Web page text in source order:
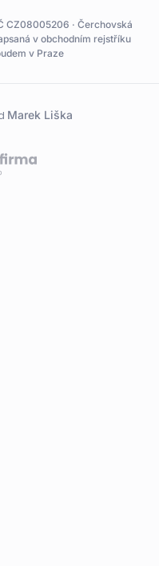
CZ08005206 · Čerchovská
v obchodním rejstříku
v Praze
Marek Liška